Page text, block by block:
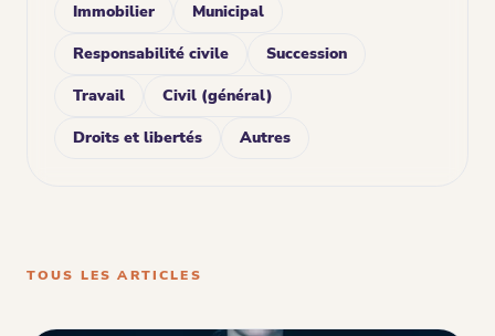
Immobilier
Municipal
Responsabilité civile
Succession
Travail
Civil (général)
Droits et libertés
Autres
TOUS LES ARTICLES